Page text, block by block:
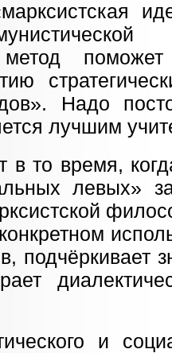
метод
Надо
лучшим
в то время,
левых»
подчёркивает
и